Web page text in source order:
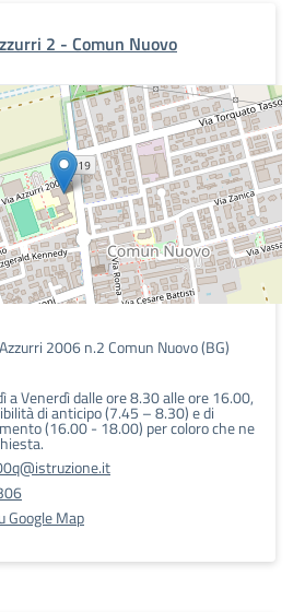
2 - Comun Nuovo
2006 n.2 Comun Nuovo (BG)
a Venerdì dalle ore 8.30 alle ore 16.00,
di anticipo (7.45 – 8.30) e di
(16.00 - 18.00) per coloro che ne
Google Map